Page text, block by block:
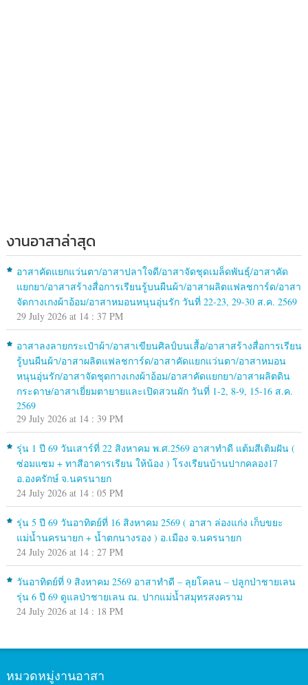
งานอาสาล่าสุด
อาสาคัดแยกแว่นตา/อาสาปลาใจดี/อาสาจัดชุดเมล็ดพันธุ์/อาสาคัด
แยกยา/อาสาสร้างสื่อการเรียนรู้บนผืนผ้า/อาสาผลิตแฟลชการ์ด/อาสา
จัดกางเกงผ้าอ้อม/อาสาหมอนหนุนอุ่นรัก วันที่ 22-23, 29-30 ส.ค. 2569
29 July 2026 at 14 : 37 PM
อาสาลงลายกระเป๋าผ้า/อาสาเขียนศิลป์บนเสื้อ/อาสาสร้างสื่อการเรียน
รู้บนผืนผ้า/อาสาผลิตแฟลชการ์ด/อาสาคัดแยกแว่นตา/อาสาหมอน
หนุนอุ่นรัก/อาสาจัดชุดกางเกงผ้าอ้อม/อาสาคัดแยกยา/อาสาผลิตดิน
กระดาษ/อาสาเยี่ยมตายายและเปิดสวนผัก วันที่ 1-2, 8-9, 15-16 ส.ค.
2569
29 July 2026 at 14 : 39 PM
รุ่น 1 ปี 69 วันเสาร์ที่ 22 สิงหาคม พ.ศ.2569 อาสาทำดี แต้มสีเติมฝัน (
ซ่อมแซม + ทาสีอาคารเรียน ให้น้อง ) โรงเรียนบ้านปากคลอง17
อ.องครักษ์ จ.นครนายก
24 July 2026 at 14 : 05 PM
รุ่น 5 ปี 69 วันอาทิตย์ที่ 16 สิงหาคม 2569 ( อาสา ล่องแก่ง เก็บขยะ
แม่น้ำนครนายก + น้ำตกนางรอง ) อ.เมือง จ.นครนายก
24 July 2026 at 14 : 27 PM
วันอาทิตย์ที่ 9 สิงหาคม 2569 อาสาทำดี – ลุยโคลน – ปลูกป่าชายเลน
รุ่น 6 ปี 69 ดูแลป่าชายเลน ณ. ปากแม่น้ำสมุทรสงคราม
24 July 2026 at 14 : 18 PM
หมวดหมู่งานอาสา